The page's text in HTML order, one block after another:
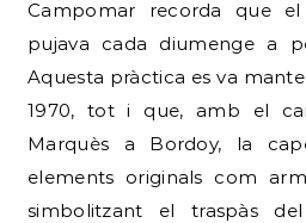
Campomar recorda que
pujava cada diumenge a
Aquesta pràctica es va
1970, tot i que, amb el
Marquès a Bordoy, la
elements originals com
simbolitzant el traspàs